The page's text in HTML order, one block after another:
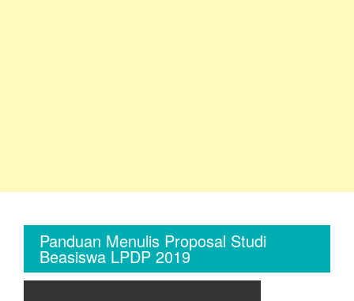
Panduan Menulis Proposal Studi
Beasiswa LPDP 2019